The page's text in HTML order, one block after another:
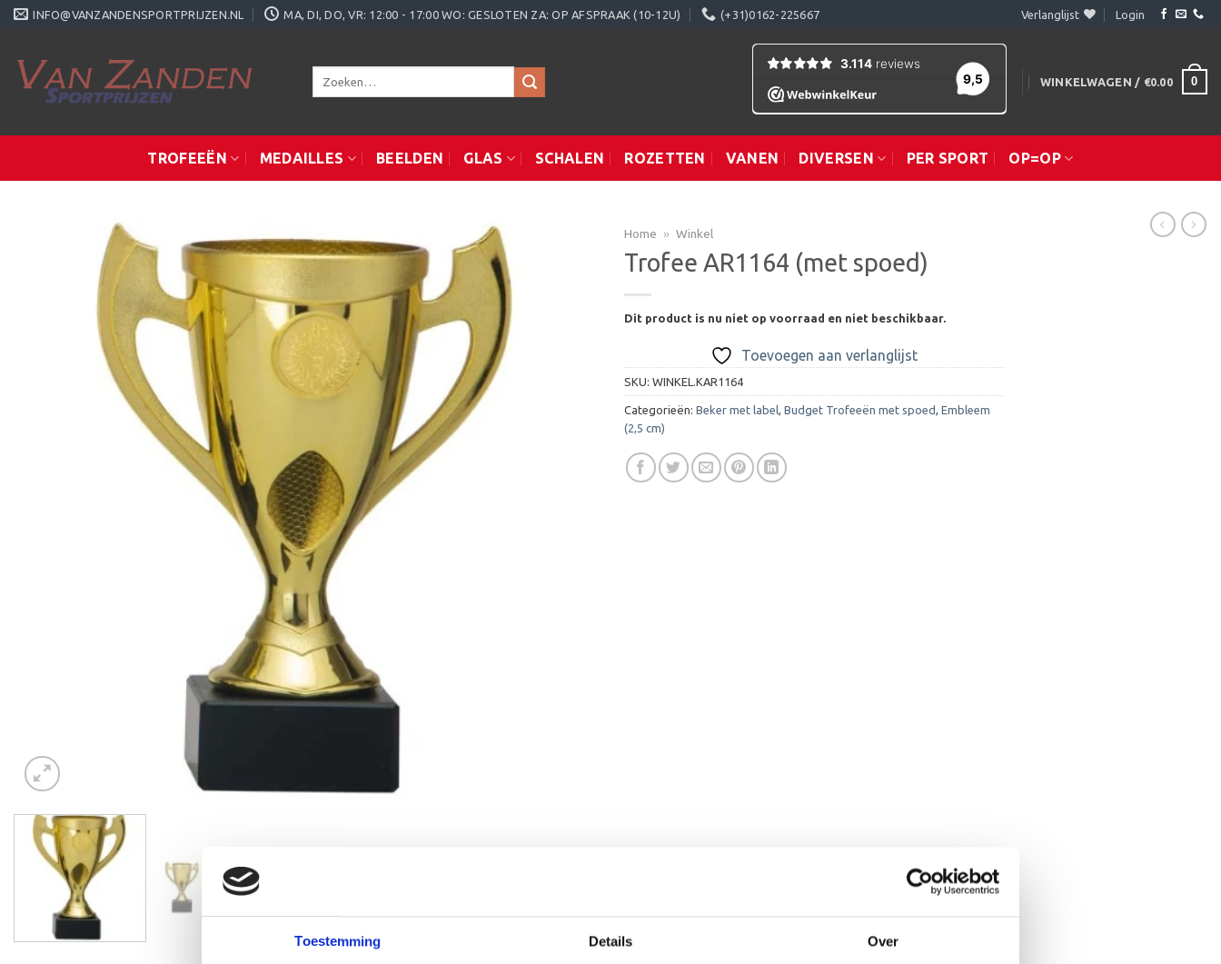
Toestemming Details Over
Ga
INFO@VANZANDENSPORTPRIJZEN.NL MA, DI, DO, VR: 12:00 - 17:00 WO: GESLOTEN ZA: OP AFSPRAAK (10-12U) (+31)0162-225667 Verlanglijst Login
Zoeken
WINKELWAGEN / €0.00 0
TROFEEËN MEDAILLES BEELDEN GLAS SCHALEN ROZETTEN VANEN DIVERSEN PER SPORT OP=OP
Home » Winkel
Trofee AR1164 (met spoed)
Dit product is nu niet op voorraad en niet beschikbaar.
Toevoegen aan verlanglijst
SKU: WINKEL.KAR1164
Categorieën: Beker met label Budget Trofeeën met spoed Embleem
(2,5 cm)